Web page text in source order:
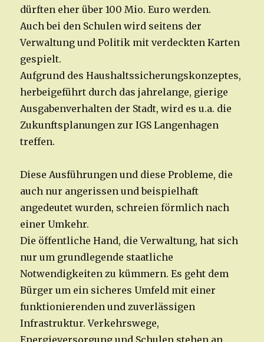
dürften eher über 100 Mio. Euro werden.
Auch bei den Schulen wird seitens der
Verwaltung und Politik mit verdeckten Karten
gespielt.
Aufgrund des Haushaltssicherungskonzeptes,
herbeigeführt durch das jahrelange, gierige
Ausgabenverhalten der Stadt, wird es u.a. die
Zukunftsplanungen zur IGS Langenhagen
treffen.
Diese Ausführungen und diese Probleme, die
auch nur angerissen und beispielhaft
angedeutet wurden, schreien förmlich nach
einer Umkehr.
Die öffentliche Hand, die Verwaltung, hat sich
nur um grundlegende staatliche
Notwendigkeiten zu kümmern. Es geht dem
Bürger um ein sicheres Umfeld mit einer
funktionierenden und zuverlässigen
Infrastruktur. Verkehrswege,